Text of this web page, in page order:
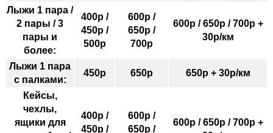
Лыжи 1 пара /
2 пары / 3
пары и
более:
400р /
450р /
500р
600р /
650р /
700р
600р / 650р / 700р +
30р/км
Лыжи 1 пара
с палками:
450р 650р 650р + 30р/км
Кейсы,
чехлы,
ящики для
400р /
450р /
600р /
650р /
600р / 650р / 700р +